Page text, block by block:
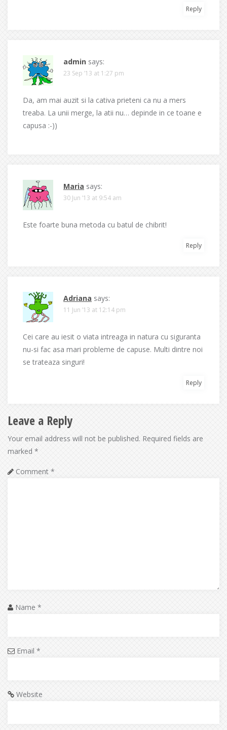
Reply
admin says:
23 Sep ’13 at 1:27 pm
Da, am mai auzit si la cativa prieteni ca nu a mers
treaba. La unii merge, la atii nu… depinde in ce toane e
capusa :-))
Maria says:
30 Jun ’13 at 9:54 am
Este foarte buna metoda cu batul de chibrit!
Reply
Adriana says:
11 Jun ’13 at 12:14 pm
Cei care au iesit o viata intreaga in natura cu siguranta
nu-si fac asa mari probleme de capuse. Multi dintre noi
se trateaza singuri!
Reply
Leave a Reply
Your email address will not be published. Required fields are
marked *
Comment *
Name *
Email *
Website